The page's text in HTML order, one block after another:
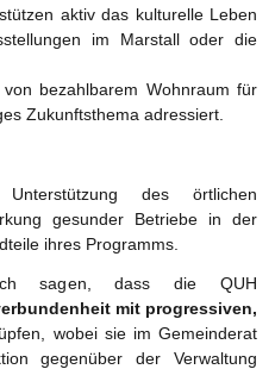
aktiv das kulturelle Leben
im Marstall oder die
bezahlbarem Wohnraum für
Zukunftsthema adressiert.
des örtlichen
gesunder Betriebe in der
ihres Programms.
sagen, dass die QUH
mit progressiven,
wobei sie im Gemeinderat
gegenüber der Verwaltung